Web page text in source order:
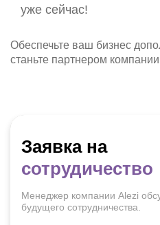
уже сейчас!
Обеспечьте ваш бизнес
станьте партнером
Заявка на
сотрудичество
Менеджер компании Alezi
будущего сотрудничества.